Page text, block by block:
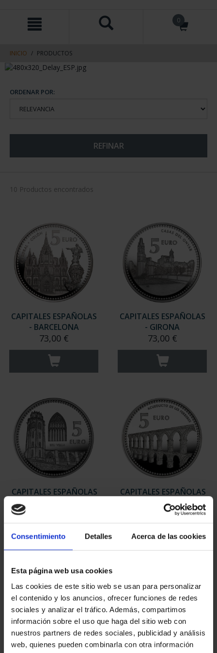
Consentimiento Detalles Acerca de las cookies
Esta página web usa cookies
Las cookies de este sitio web se usan para personalizar
el contenido y los anuncios, ofrecer funciones de redes
sociales y analizar el tráfico. Además, compartimos
información sobre el uso que haga del sitio web con
nuestros partners de redes sociales, publicidad y análisis
web, quienes pueden combinarla con otra información
contenido
navegacin
0
INICIO PRODUCTOS
ORDENAR POR:
REFINAR
10 Productos encontrados
CAPITALES ESPAÑOLAS
- BARCELONA
73,00 €
CAPITALES ESPAÑOLAS
- GIRONA
73,00 €
CAPITALES ESPAÑOLAS
CAPITALES ESPAÑOLAS
- TARRAGONA
73,00 €